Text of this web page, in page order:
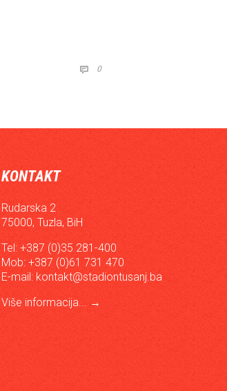
 0COMMENTS
KONTAKT
Rudarska 2
75000, Tuzla, BiH
Tel: +387 (0)35 281-400
Mob: +387 (0)61 731 470
E-mail: kontakt@stadiontusanj.ba
Više informacija...
→